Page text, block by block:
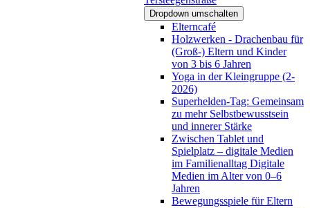
Dropdown umschalten
Elterncafé
Holzwerken - Drachenbau für
(Groß-) Eltern und Kinder
von 3 bis 6 Jahren
Yoga in der Kleingruppe (2-
2026)
Superhelden-Tag: Gemeinsam
zu mehr Selbstbewusstsein
und innerer Stärke
Zwischen Tablet und
Spielplatz – digitale Medien
im Familienalltag Digitale
Medien im Alter von 0–6
Jahren
Bewegungsspiele für Eltern